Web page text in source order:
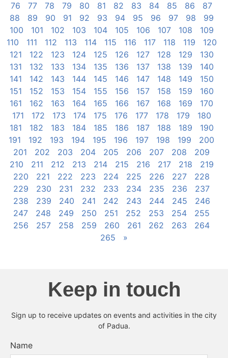
76
77 78 79 80 81 82 83 84 85 86
87
88
89 90 91 92 93 94 95 96 97 98
99
100
101 102 103 104 105 106 107 108
109
110
111 112 113 114 115 116 117 118 119
120
121
122 123 124 125 126 127 128 129
130
131
132 133 134 135 136 137 138 139
140
141
142 143 144 145 146 147 148 149
150
151
152 153 154 155 156 157 158 159
160
161
162 163 164 165 166 167 168 169
170
171
172 173 174 175 176 177 178 179
180
181
182 183 184 185 186 187 188 189
190
191
192 193 194 195 196 197 198 199
200
201
202 203 204 205 206 207 208
209
210
211 212 213 214 215 216 217 218
219
220
221 222 223 224 225 226 227
228
229
230 231 232 233 234 235 236
237
238
239 240 241 242 243 244 245
246
247
248 249 250 251 252 253 254
255
256
257 258 259 260 261 262 263
264
265
»
Keep in touch
Sign up to receive updates on events and activities in the city
of Padua.
Name